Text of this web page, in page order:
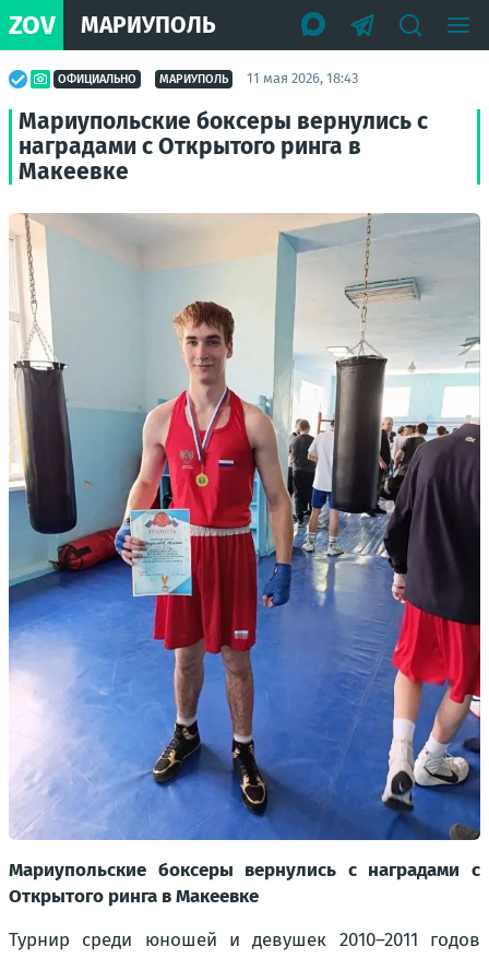
ZOV МАРИУПОЛЬ
ОФИЦИАЛЬНО МАРИУПОЛЬ 11 мая 2026, 18:43
Мариупольские боксеры вернулись с
наградами с Открытого ринга в
Макеевке
Мариупольские боксеры вернулись с наградами с
Открытого ринга в Макеевке
Турнир среди юношей и девушек 2010–2011 годов